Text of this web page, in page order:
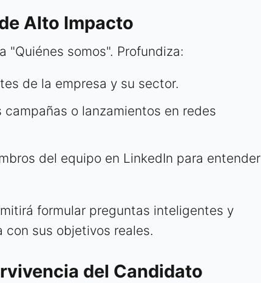
Alto Impacto
"Quiénes somos". Profundiza:
de la empresa y su sector.
o lanzamientos en redes
del equipo en LinkedIn para entender
formular preguntas inteligentes y
sus objetivos reales.
del Candidato